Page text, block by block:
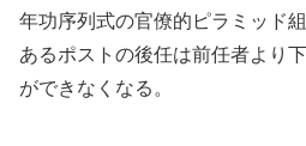
年功序列式の官僚的ピラミッド
あるポストの後任は前任者より
ができなくなる。